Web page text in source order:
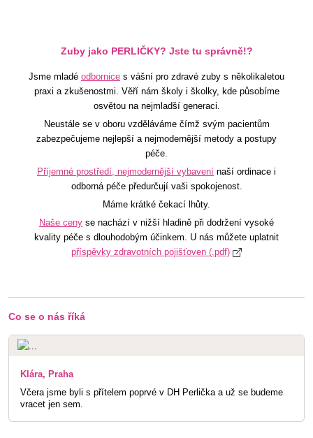
Zuby jako PERLIČKY? Jste tu správně!?
Jsme mladé odbornice s vášní pro zdravé zuby s několikaletou
praxi a zkušenostmi. Věří nám školy i školky, kde působíme
osvětou na nejmladší generaci.
Neustále se v oboru vzděláváme čímž svým pacientům
zabezpečujeme nejlepší a nejmodernější metody a postupy
péče.
Příjemné prostředí, nejmodernější vybavení naší ordinace i
odborná péče předurčují vaši spokojenost.
Máme krátké čekací lhůty.
Naše ceny se nachází v nižší hladině při dodržení vysoké
kvality péče s dlouhodobým účinkem. U nás můžete uplatnit
příspěvky zdravotních pojišťoven (.pdf)
Co se o nás říká
Klára, Praha
Včera jsme byli s přítelem poprvé v DH Perlička a už se budeme
vracet jen sem.